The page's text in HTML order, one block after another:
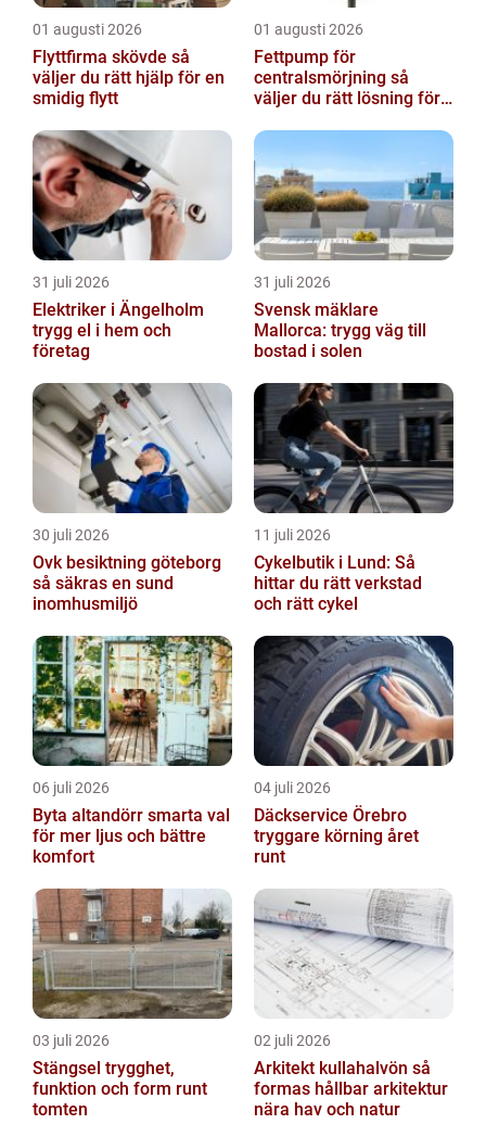
01 augusti 2026
Flyttfirma skövde så
väljer du rätt hjälp för en
smidig flytt
01 augusti 2026
Fettpump för
centralsmörjning så
väljer du rätt lösning för
31 juli 2026
Elektriker i Ängelholm
trygg el i hem och
företag
31 juli 2026
Svensk mäklare
Mallorca: trygg väg till
bostad i solen
30 juli 2026
Ovk besiktning göteborg
så säkras en sund
inomhusmiljö
11 juli 2026
Cykelbutik i Lund: Så
hittar du rätt verkstad
och rätt cykel
06 juli 2026
Byta altandörr smarta val
för mer ljus och bättre
komfort
04 juli 2026
Däckservice Örebro
tryggare körning året
runt
03 juli 2026
Stängsel trygghet,
funktion och form runt
tomten
02 juli 2026
Arkitekt kullahalvön så
formas hållbar arkitektur
nära hav och natur